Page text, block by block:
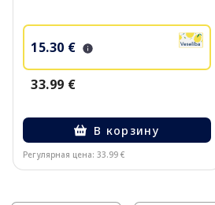
15.30 €
33.99 €
В корзину
Регулярная цена: 33.99 €